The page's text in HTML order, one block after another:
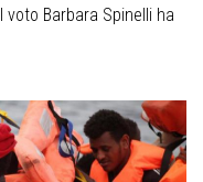
Barbara Spinelli ha